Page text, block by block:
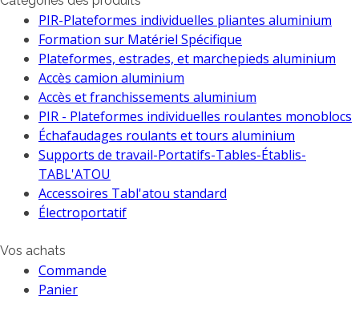
PIR-Plateformes individuelles pliantes aluminium
Formation sur Matériel Spécifique
Plateformes, estrades, et marchepieds aluminium
Accès camion aluminium
Accès et franchissements aluminium
PIR - Plateformes individuelles roulantes monoblocs
Échafaudages roulants et tours aluminium
Supports de travail-Portatifs-Tables-Établis-
TABL'ATOU
Accessoires Tabl'atou standard
Électroportatif
Vos achats
Commande
Panier